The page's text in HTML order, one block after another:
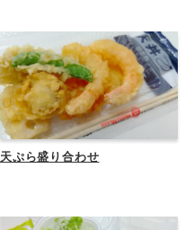
天ぷら盛り合わせ